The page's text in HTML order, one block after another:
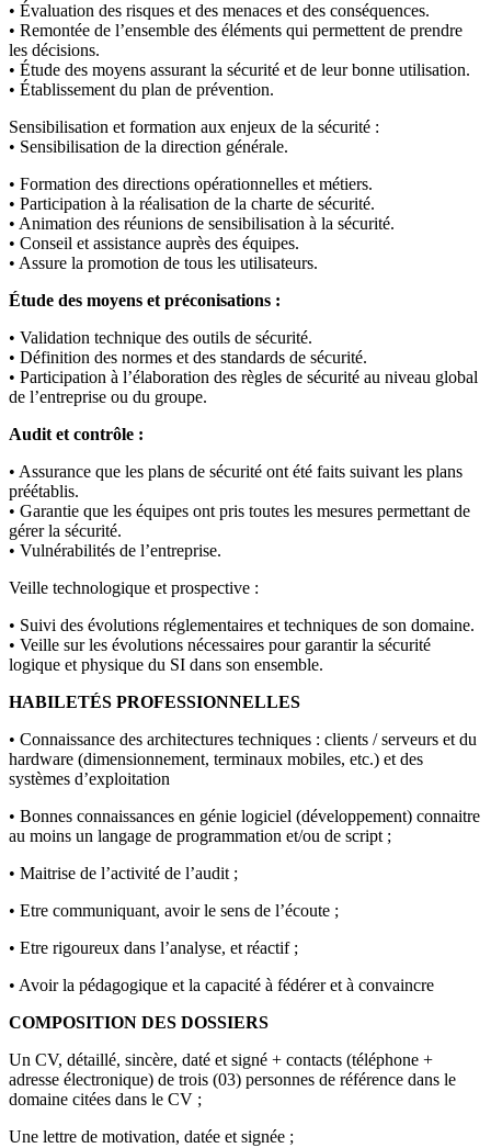
• Évaluation des risques et des menaces et des conséquences.
• Remontée de l’ensemble des éléments qui permettent de prendre
les décisions.
• Étude des moyens assurant la sécurité et de leur bonne utilisation.
• Établissement du plan de prévention.
Sensibilisation et formation aux enjeux de la sécurité :
• Sensibilisation de la direction générale.
• Formation des directions opérationnelles et métiers.
• Participation à la réalisation de la charte de sécurité.
• Animation des réunions de sensibilisation à la sécurité.
• Conseil et assistance auprès des équipes.
• Assure la promotion de tous les utilisateurs.
Étude des moyens et préconisations :
• Validation technique des outils de sécurité.
• Définition des normes et des standards de sécurité.
• Participation à l’élaboration des règles de sécurité au niveau global
de l’entreprise ou du groupe.
Audit et contrôle :
• Assurance que les plans de sécurité ont été faits suivant les plans
préétablis.
• Garantie que les équipes ont pris toutes les mesures permettant de
gérer la sécurité.
• Vulnérabilités de l’entreprise.
Veille technologique et prospective :
• Suivi des évolutions réglementaires et techniques de son domaine.
• Veille sur les évolutions nécessaires pour garantir la sécurité
logique et physique du SI dans son ensemble.
HABILETÉS PROFESSIONNELLES
• Connaissance des architectures techniques : clients / serveurs et du
hardware (dimensionnement, terminaux mobiles, etc.) et des
systèmes d’exploitation
• Bonnes connaissances en génie logiciel (développement) connaitre
au moins un langage de programmation et/ou de script ;
• Maitrise de l’activité de l’audit ;
• Etre communiquant, avoir le sens de l’écoute ;
• Etre rigoureux dans l’analyse, et réactif ;
• Avoir la pédagogique et la capacité à fédérer et à convaincre
COMPOSITION DES DOSSIERS
Un CV, détaillé, sincère, daté et signé + contacts (téléphone +
adresse électronique) de trois (03) personnes de référence dans le
domaine citées dans le CV ;
Une lettre de motivation, datée et signée ;